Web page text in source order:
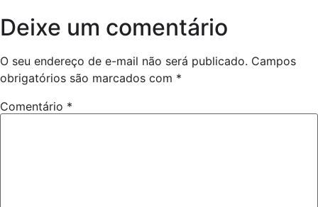
Deixe um comentário
O seu endereço de e-mail não será publicado. Campos
obrigatórios são marcados com *
Comentário *